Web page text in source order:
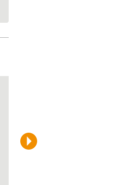
managerSeminare